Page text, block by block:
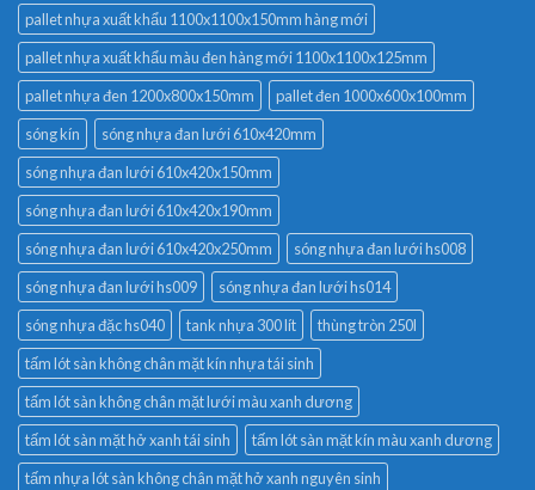
pallet nhựa xuất khẩu 1100x1100x150mm hàng mới
pallet nhựa xuất khẩu màu đen hàng mới 1100x1100x125mm
pallet nhựa đen 1200x800x150mm
pallet đen 1000x600x100mm
sóng kín
sóng nhựa đan lưới 610x420mm
sóng nhựa đan lưới 610x420x150mm
sóng nhựa đan lưới 610x420x190mm
sóng nhựa đan lưới 610x420x250mm
sóng nhựa đan lưới hs008
sóng nhựa đan lưới hs009
sóng nhựa đan lưới hs014
sóng nhựa đặc hs040
tank nhựa 300 lít
thùng tròn 250l
tấm lót sàn không chân mặt kín nhựa tái sinh
tấm lót sàn không chân mặt lưới màu xanh dương
tấm lót sàn mặt hở xanh tái sinh
tấm lót sàn mặt kín màu xanh dương
tấm nhựa lót sàn không chân mặt hở xanh nguyên sinh